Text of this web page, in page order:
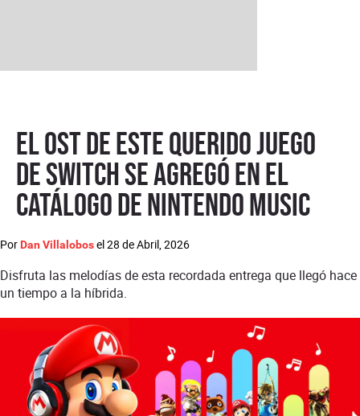
El OST de este querido juego
de Switch se agregó en el
catálogo de Nintendo Music
Por Dan Villalobosel28 de Abril, 2026
Disfruta las melodías de esta recordada entrega que llegó hace
un tiempo a la híbrida.